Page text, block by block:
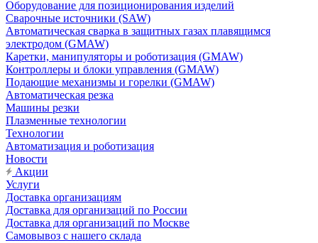
Оборудование для позиционирования изделий
Сварочные источники (SAW)
Автоматическая сварка в защитных газах плавящимся
электродом (GMAW)
Каретки, манипуляторы и роботизация (GMAW)
Контроллеры и блоки управления (GMAW)
Подающие механизмы и горелки (GMAW)
Автоматическая резка
Машины резки
Плазменные технологии
Технологии
Автоматизация и роботизация
Новости
Акции
Услуги
Доставка организациям
Доставка для организаций по России
Доставка для организаций по Москве
Самовывоз с нашего склада